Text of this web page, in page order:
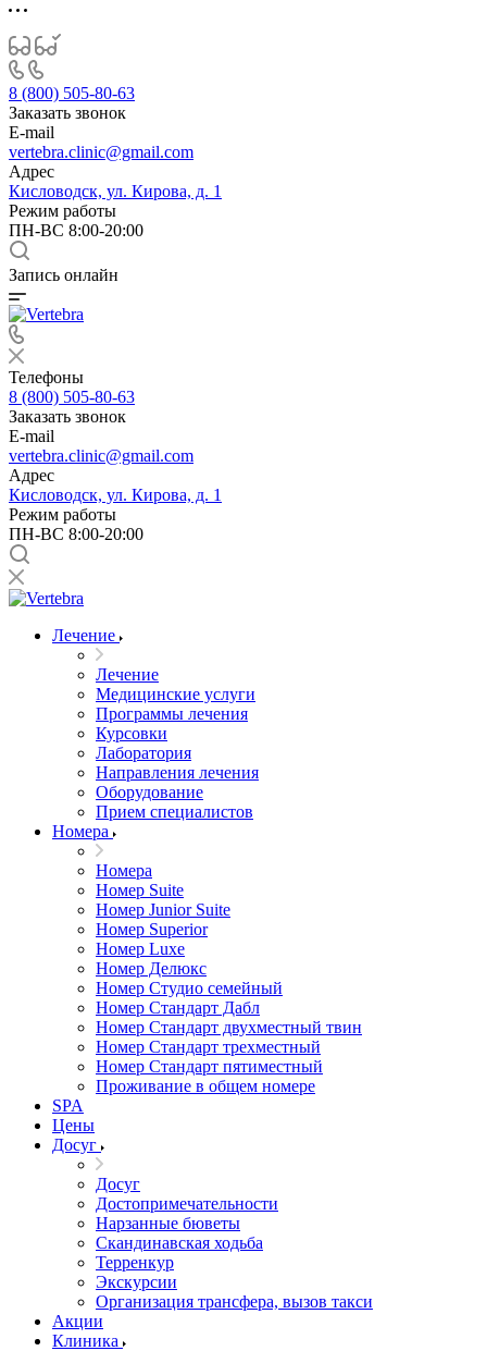
8 (800) 505-80-63
Заказать звонок
E-mail
vertebra.clinic@gmail.com
Адрес
Кисловодск, ул. Кирова, д. 1
Режим работы
ПН-ВС 8:00-20:00
Запись онлайн
Телефоны
8 (800) 505-80-63
Заказать звонок
E-mail
vertebra.clinic@gmail.com
Адрес
Кисловодск, ул. Кирова, д. 1
Режим работы
ПН-ВС 8:00-20:00
Лечение
Лечение
Медицинские услуги
Программы лечения
Курсовки
Лаборатория
Направления лечения
Оборудование
Прием специалистов
Номера
Номера
Номер Suite
Номер Junior Suite
Номер Superior
Номер Luxe
Номер Делюкс
Номер Студио семейный
Номер Стандарт Дабл
Номер Стандарт двухместный твин
Номер Стандарт трехместный
Номер Стандарт пятиместный
Проживание в общем номере
SPA
Цены
Досуг
Досуг
Достопримечательности
Нарзанные бюветы
Скандинавская ходьба
Терренкур
Экскурсии
Организация трансфера, вызов такси
Акции
Клиника